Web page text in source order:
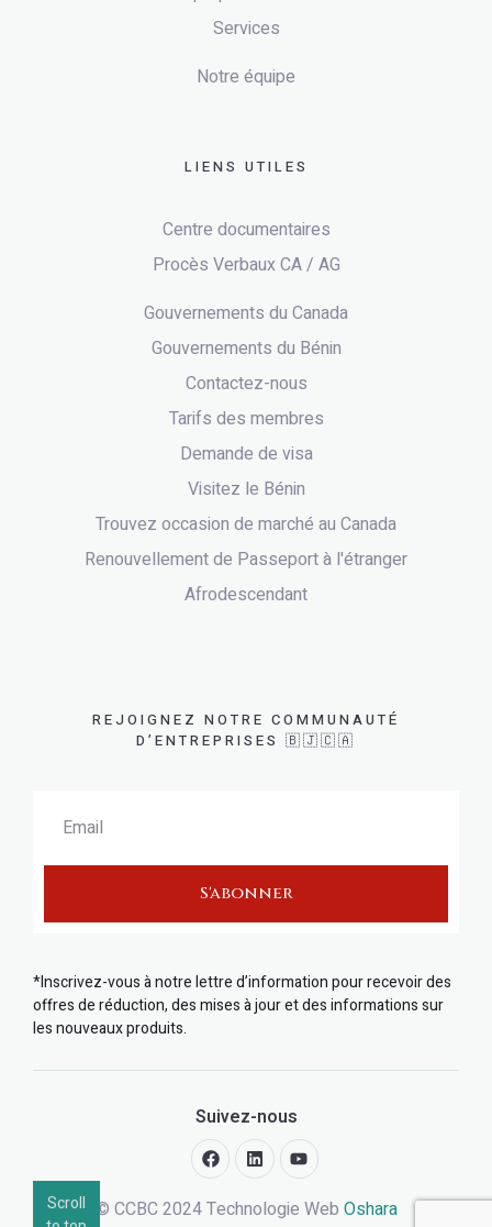
Services
Notre équipe
LIENS UTILES
Centre documentaires
Procès Verbaux CA / AG
Gouvernements du Canada
Gouvernements du Bénin
Contactez-nous
Tarifs des membres
Demande de visa
Visitez le Bénin
Trouvez occasion de marché au Canada
Renouvellement de Passeport à l'étranger
Afrodescendant
REJOIGNEZ NOTRE COMMUNAUTÉ
D’ENTREPRISES 🇧🇯🇨🇦
S'abonner
*Inscrivez-vous à notre lettre d’information pour recevoir des
offres de réduction, des mises à jour et des informations sur
les nouveaux produits.
© CCBC 2024 Technologie Web Oshara
Scroll
Suivez-nous